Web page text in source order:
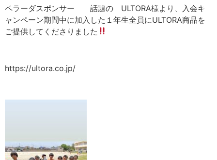
ペラーダスポンサー 話題の ULTORA様より、入会キ
ャンペーン期間中に加入した１年生全員にULTORA商品を
ご提供してくださりました
https://ultora.co.jp/